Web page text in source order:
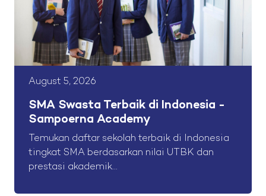
August 5, 2026
SMA Swasta Terbaik di Indonesia -
Sampoerna Academy
Temukan daftar sekolah terbaik di Indonesia
tingkat SMA berdasarkan nilai UTBK dan
prestasi akademik...